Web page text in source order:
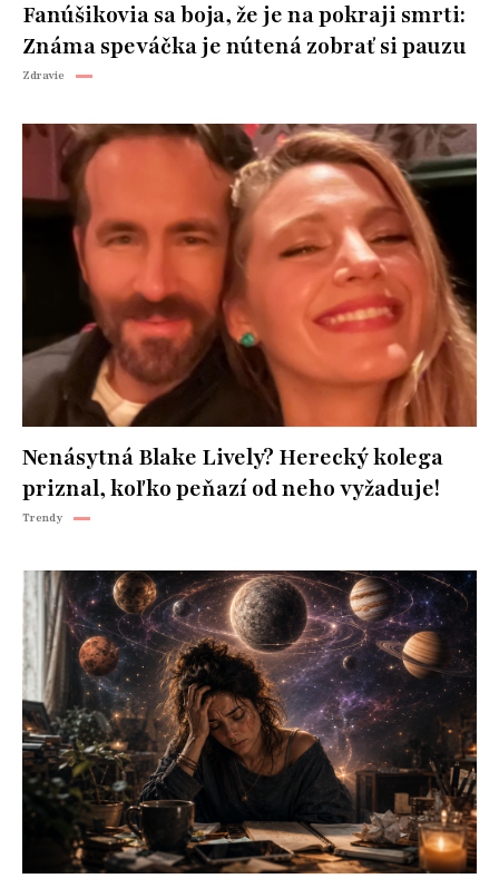
Fanúšikovia sa boja, že je na pokraji smrti:
Známa speváčka je nútená zobrať si pauzu
Zdravie
Nenásytná Blake Lively? Herecký kolega
priznal, koľko peňazí od neho vyžaduje!
Trendy